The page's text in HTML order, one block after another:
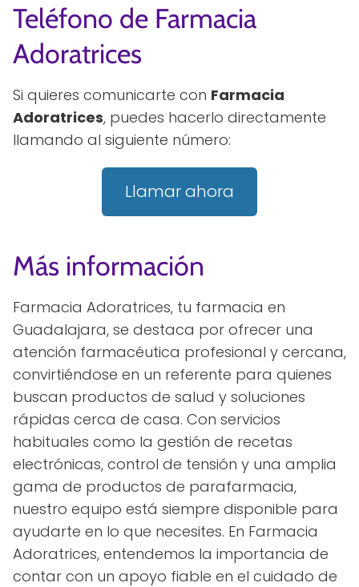
Teléfono de Farmacia
Adoratrices
Si quieres comunicarte con Farmacia
Adoratrices, puedes hacerlo directamente
llamando al siguiente número:
Llamar ahora
Más información
Farmacia Adoratrices, tu farmacia en
Guadalajara, se destaca por ofrecer una
atención farmacéutica profesional y cercana,
convirtiéndose en un referente para quienes
buscan productos de salud y soluciones
rápidas cerca de casa. Con servicios
habituales como la gestión de recetas
electrónicas, control de tensión y una amplia
gama de productos de parafarmacia,
nuestro equipo está siempre disponible para
ayudarte en lo que necesites. En Farmacia
Adoratrices, entendemos la importancia de
contar con un apoyo fiable en el cuidado de